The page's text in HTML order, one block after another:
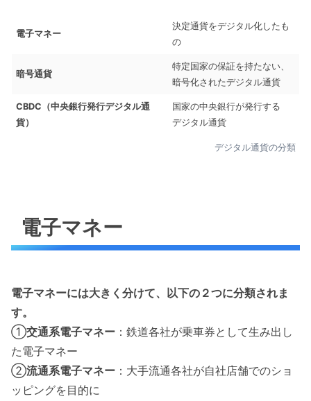
電子マネー
決定通貨をデジタル化したも
の
暗号通貨
特定国家の保証を持たない、
暗号化されたデジタル通貨
CBDC（中央銀行発行デジタル通
貨）
国家の中央銀行が発行する
デジタル通貨
デジタル通貨の分類
電子マネー
電子マネーには大きく分けて、以下の２つに分類されま
す。
①交通系電子マネー ：鉄道各社が乗車券として生み出し
た電子マネー
②流通系電子マネー ：大手流通各社が自社店舗でのショ
ッピングを目的に